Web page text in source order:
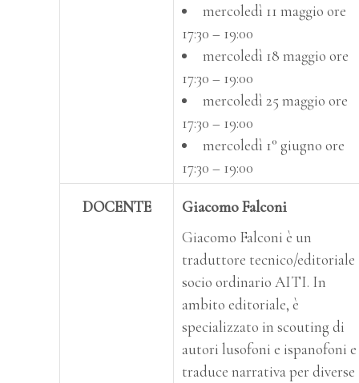
mercoledì 11 maggio ore
17:30 – 19:00
mercoledì 18 maggio ore
17:30 – 19:00
mercoledì 25 maggio ore
17:30 – 19:00
mercoledì 1° giugno ore
17:30 – 19:00
DOCENTE
Giacomo Falconi
Giacomo Falconi è un
traduttore tecnico/editoriale
socio ordinario AITI. In
ambito editoriale, è
specializzato in scouting di
autori lusofoni e ispanofoni e
traduce narrativa per diverse